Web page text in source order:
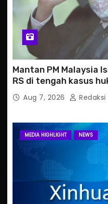
Mantan PM Malaysia
RS di tengah kasus
Aug 7, 2026 Redaksi
MEDIA HIGHLIGHT NEWS